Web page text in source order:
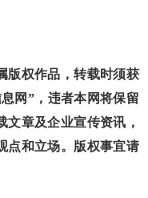
权作品，转载时须获
网”，违者本网将保留
文章及企业宣传资讯，
点和立场。版权事宜请